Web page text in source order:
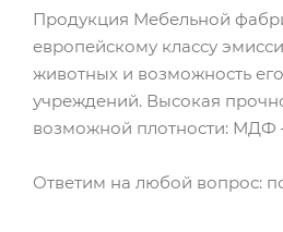
Продукция Мебельной
европейскому классу
животных и возможность
учреждений. Высокая
возможной плотности: МДФ
Ответим на любой вопрос: